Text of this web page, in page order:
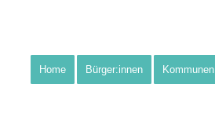
Home Bürger:innen Kommunen